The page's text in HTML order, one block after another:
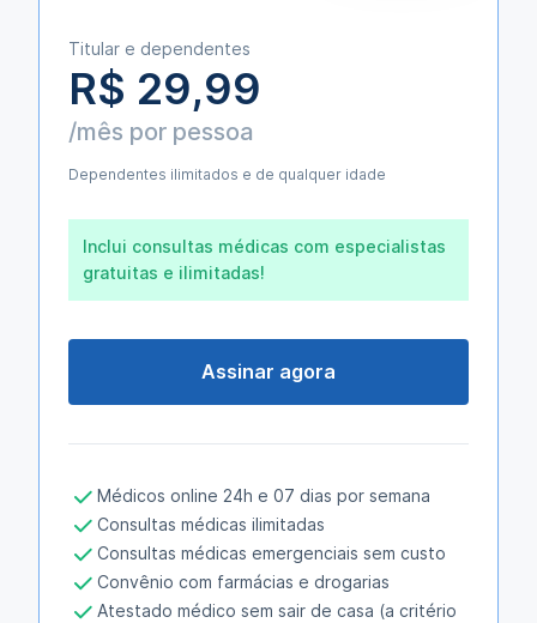
Titular e dependentes
R$ 29,99
/mês por pessoa
Dependentes ilimitados e de qualquer idade
Inclui consultas médicas com especialistas
gratuitas e ilimitadas!
Assinar agora
Médicos online 24h e 07 dias por semana
Consultas médicas ilimitadas
Consultas médicas emergenciais sem custo
Convênio com farmácias e drogarias
Atestado médico sem sair de casa (a critério